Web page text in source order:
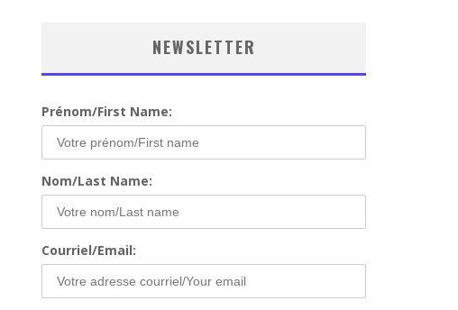
NEWSLETTER
Prénom/First Name:
Nom/Last Name:
Courriel/Email: